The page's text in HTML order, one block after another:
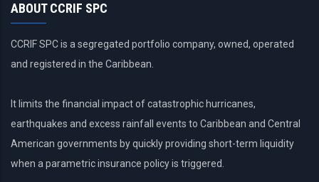
ABOUT CCRIF SPC
CCRIF SPC is a segregated portfolio company, owned, operated
and registered in the Caribbean.
It limits the financial impact of catastrophic hurricanes,
earthquakes and excess rainfall events to Caribbean and Central
American governments by quickly providing short-term liquidity
when a parametric insurance policy is triggered.